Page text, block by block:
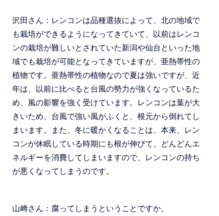
沢田さん：レンコンは品種選抜によって、北の地域で
も栽培ができるようになってきていて、以前はレンコ
ンの栽培が難しいとされていた新潟や仙台といった地
域でも栽培が可能となってきていますが、亜熱帯性の
植物です。亜熱帯性の植物なので夏は強いですが、近
年は、以前に比べると台風の勢力が強くなっているた
め、風の影響を強く受けています。レンコンは葉が大
きいため、台風で強い風がふくと、根元から倒れてし
まいます。また、冬に暖かくなることは、本来、レン
コンが休眠している時期にも根が伸びて、どんどんエ
ネルギーを消費してしまいますので、レンコンの持ち
が悪くなってしまうのです。
山﨑さん：腐ってしまうということですか。